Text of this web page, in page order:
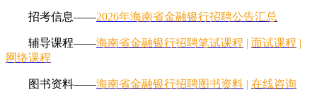
招考信息——2026年海南省金融银行招聘公告汇总
辅导课程——海南省金融银行招聘笔试课程 | 面试课程 |
网络课程
图书资料——海南省金融银行招聘图书资料 | 在线咨询